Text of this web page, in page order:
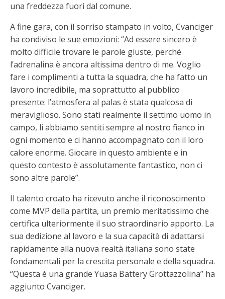
una freddezza fuori dal comune.
A fine gara, con il sorriso stampato in volto, Cvanciger
ha condiviso le sue emozioni: “Ad essere sincero è
molto difficile trovare le parole giuste, perché
l’adrenalina è ancora altissima dentro di me. Voglio
fare i complimenti a tutta la squadra, che ha fatto un
lavoro incredibile, ma soprattutto al pubblico
presente: l’atmosfera al palas è stata qualcosa di
meraviglioso. Sono stati realmente il settimo uomo in
campo, li abbiamo sentiti sempre al nostro fianco in
ogni momento e ci hanno accompagnato con il loro
calore enorme. Giocare in questo ambiente e in
questo contesto è assolutamente fantastico, non ci
sono altre parole”.
Il talento croato ha ricevuto anche il riconoscimento
come MVP della partita, un premio meritatissimo che
certifica ulteriormente il suo straordinario apporto. La
sua dedizione al lavoro e la sua capacità di adattarsi
rapidamente alla nuova realtà italiana sono state
fondamentali per la crescita personale e della squadra.
“Questa è una grande Yuasa Battery Grottazzolina” ha
aggiunto Cvanciger.